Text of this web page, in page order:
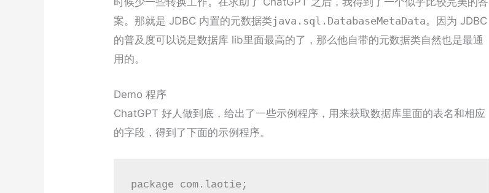
案。那就是 JDBC 内置的元数据类java.sql.DatabaseMetaData。因为 JDBC
的普及度可以说是数据库 lib里面最高的了，那么他自带的元数据类自然也是最通
用的。
Demo 程序
ChatGPT 好人做到底，给出了一些示例程序，用来获取数据库里面的表名和相应
的字段，得到了下面的示例程序。
package com.laotie;